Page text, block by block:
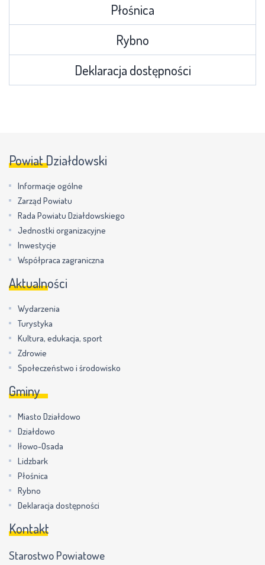
Płośnica
Rybno
Deklaracja dostępności
Powiat Działdowski
Informacje ogólne
Zarząd Powiatu
Rada Powiatu Działdowskiego
Jednostki organizacyjne
Inwestycje
Współpraca zagraniczna
Aktualności
Wydarzenia
Turystyka
Kultura, edukacja, sport
Zdrowie
Społeczeństwo i środowisko
Gminy
Miasto Działdowo
Działdowo
Iłowo-Osada
Lidzbark
Płośnica
Rybno
Deklaracja dostępności
Kontakt
Starostwo Powiatowe